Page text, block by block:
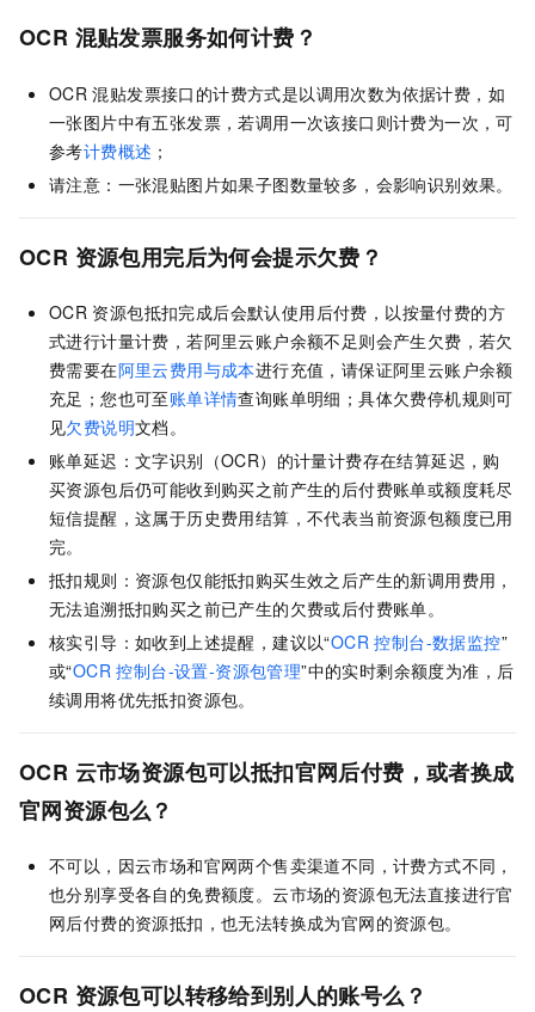
OCR 混贴发票服务如何计费？
OCR 混贴发票接口的计费方式是以调用次数为依据计费，如
一张图片中有五张发票，若调用一次该接口则计费为一次，可
参考计费概述 ；
请注意：一张混贴图片如果子图数量较多，会影响识别效果。
OCR 资源包用完后为何会提示欠费？
OCR 资源包抵扣完成后会默认使用后付费，以按量付费的方
式进行计量计费，若阿里云账户余额不足则会产生欠费，若欠
费需要在阿里云费用与成本进行充值，请保证阿里云账户余额
充足；您也可至账单详情查询账单明细；具体欠费停机规则可
见欠费说明文档。
账单延迟：文字识别（OCR）的计量计费存在结算延迟，购
买资源包后仍可能收到购买之前产生的后付费账单或额度耗尽
短信提醒，这属于历史费用结算，不代表当前资源包额度已用
完。
抵扣规则：资源包仅能抵扣购买生效之后产生的新调用费用，
无法追溯抵扣购买之前已产生的欠费或后付费账单。
核实引导：如收到上述提醒，建议以“OCR 控制台-数据监控”
或“OCR 控制台-设置-资源包管理”中的实时剩余额度为准，后
续调用将优先抵扣资源包。
OCR 云市场资源包可以抵扣官网后付费，或者换成
官网资源包么？
不可以，因云市场和官网两个售卖渠道不同，计费方式不同，
也分别享受各自的免费额度。云市场的资源包无法直接进行官
网后付费的资源抵扣，也无法转换成为官网的资源包。
OCR 资源包可以转移给到别人的账号么？